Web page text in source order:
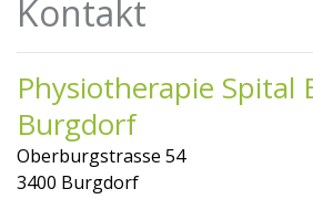
Kontakt
Physiotherapie Spital
Burgdorf
Oberburgstrasse 54
3400 Burgdorf